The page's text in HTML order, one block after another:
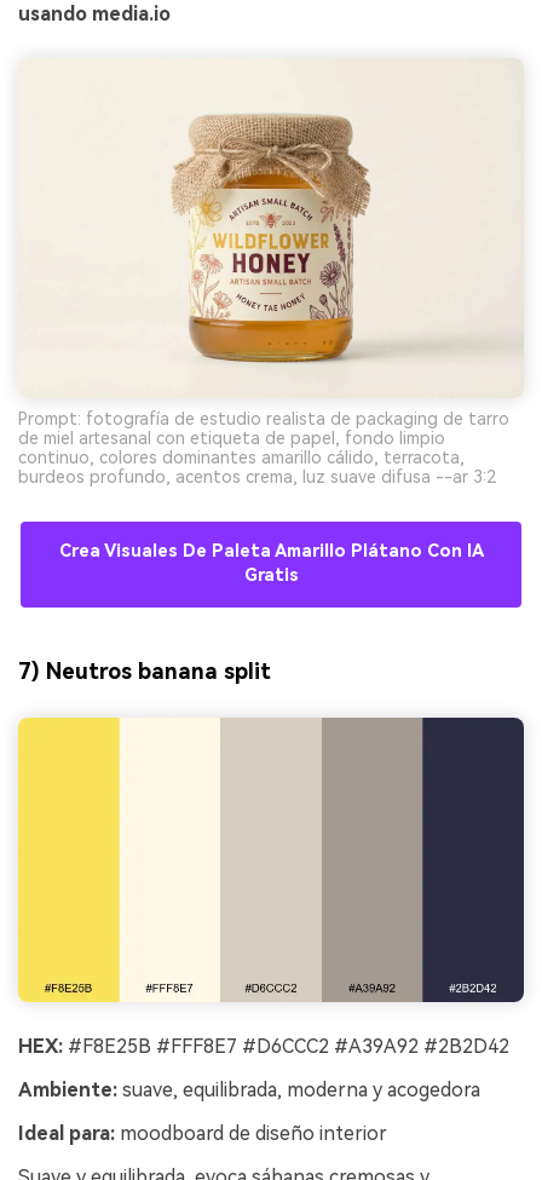
usando media.io
Prompt: fotografía de estudio realista de packaging de tarro
de miel artesanal con etiqueta de papel, fondo limpio
continuo, colores dominantes amarillo cálido, terracota,
burdeos profundo, acentos crema, luz suave difusa --ar 3:2
Crea Visuales De Paleta Amarillo Plátano Con IA
Gratis
7) Neutros banana split
HEX: #F8E25B #FFF8E7 #D6CCC2 #A39A92 #2B2D42
Ambiente: suave, equilibrada, moderna y acogedora
Ideal para: moodboard de diseño interior